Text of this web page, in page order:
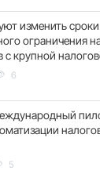
изменить
ограничения
с крупной
6
5